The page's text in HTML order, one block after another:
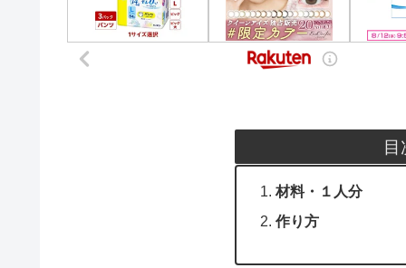
目
材料・１人分
作り方